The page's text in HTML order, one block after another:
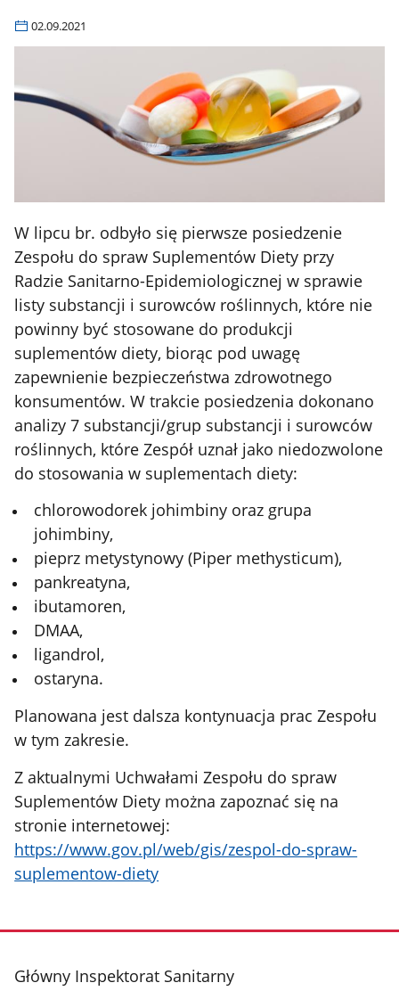
02.09.2021
W lipcu br. odbyło się pierwsze posiedzenie
Zespołu do spraw Suplementów Diety przy
Radzie Sanitarno-Epidemiologicznej w sprawie
listy substancji i surowców roślinnych, które nie
powinny być stosowane do produkcji
suplementów diety, biorąc pod uwagę
zapewnienie bezpieczeństwa zdrowotnego
konsumentów. W trakcie posiedzenia dokonano
analizy 7 substancji/grup substancji i surowców
roślinnych, któreZespół uznał jako niedozwolone
do stosowaniaw suplementach diety:
chlorowodorek johimbiny oraz grupa
johimbiny,
pieprz metystynowy(Piper methysticum),
pankreatyna,
ibutamoren,
DMAA,
ligandrol,
ostaryna.
Planowana jest dalsza kontynuacja pracZespołu
w tym zakresie.
Zaktualnymi Uchwałami Zespołu do spraw
Suplementów Diety można zapoznać się na
stronie internetowej:
https://www.gov.pl/web/gis/zespol-do-spraw-
suplementow-diety
stopka
Główny Inspektorat Sanitarny